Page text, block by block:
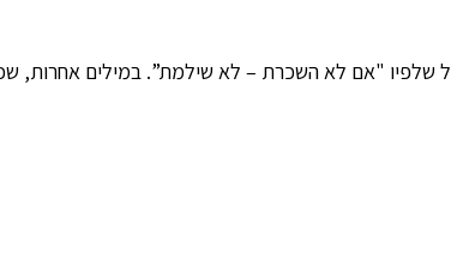
שלפיו "אם לא השכרת – לא שילמת”. במילים אחרות,